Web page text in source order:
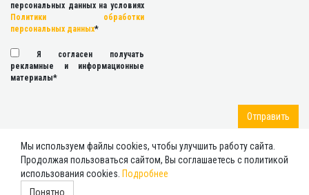
персональных данных на условиях
Политики обработки
персональных данных*
Я согласен получать
рекламные и информационные
материалы*
Отправить
2026 ©ИНДИГО ИНТЕРЬЕР , Тел:
Мы используем файлы cookies, чтобы улучшить работу сайта.
Продолжая пользоваться сайтом, Вы соглашаетесь с политикой
использования cookies. Подробнее
Понятно